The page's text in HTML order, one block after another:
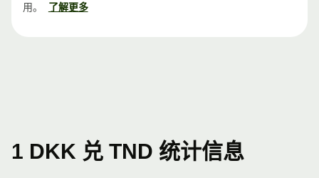
用。
了解更多
1 DKK 兑 TND 统计信息